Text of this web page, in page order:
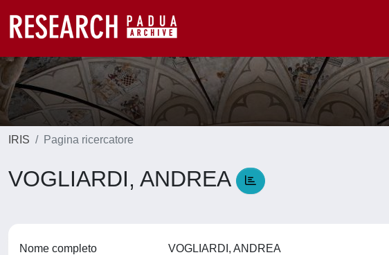
IRIS Pagina ricercatore
VOGLIARDI, ANDREA
Nome completo VOGLIARDI, ANDREA